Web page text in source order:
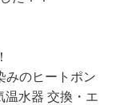
みのヒートポン
温水器 交換・エ